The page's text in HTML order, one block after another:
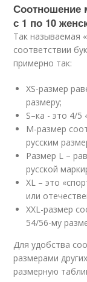
Соотношение
с 1 по 10
Так называемая
соответствии
примерно так:
XS-размер
размеру;
S–ка - это 4/5
M-размер
русским
Размер L –
русской
XL – это
или
XXL-размер
54/56-му
Для удобства
размерами
размерную